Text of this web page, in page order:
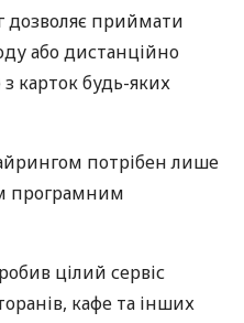
дозволяє приймати
або дистанційно
карток будь-яких
потрібен лише
програмним
цілий сервіс
кафе та інших